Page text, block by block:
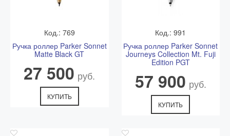
службой
1-3 рабочих дней
* более точное время и стоимость согласовывается с
менеджером после оформления заказа
Самовывоз - бесплатно.
Адрес: Ветошный переулок 9, ТЦ "Никольский Пассаж",
Подробная схема расположения и актуальный график
Адреса магазинов
Код.: 769
Ручка роллер Parker Sonnet
Matte Black GT
27 500 руб.
КУПИТЬ
Код.: 991
Ручка роллер Parker Sonnet
Journeys Collection Mt. Fuji
Edition PGT
57 900 руб.
КУПИТЬ